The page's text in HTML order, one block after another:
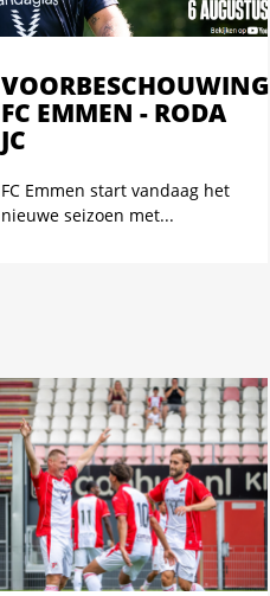
VOORBESCHOUWING
FC EMMEN - RODA
JC
FC Emmen start vandaag het
nieuwe seizoen met...